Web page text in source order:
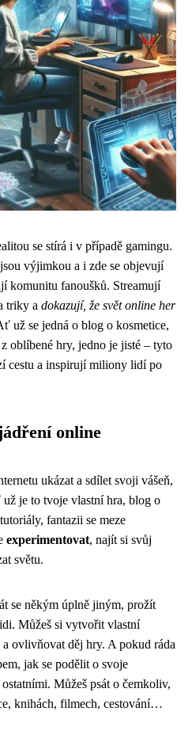
se stírá i v případě gamingu.
výjimkou a i zde se objevují
komunitu fanoušků. Streamují
triky a dokazují, že svět online her
už se jedná o blog o kosmetice,
oblíbené hry, jedno je jisté – tyto
cestu a inspirují miliony lidí po
online
ukázat a sdílet svoji vášeň,
je to tvoje vlastní hra, blog o
fantazii se meze
experimentovat, najít si svůj
světu.
se někým úplně jiným, prožít
Můžeš si vytvořit vlastní
ovlivňovat děj hry. A pokud ráda
jak se podělit o svoje
Můžeš psát o čemkoliv,
knihách, filmech, cestování…